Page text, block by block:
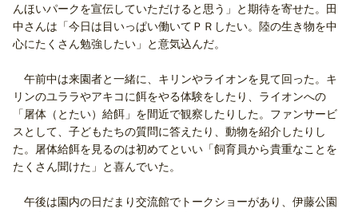
んほいパークを宣伝していただけると思う」と期待を寄せた。田
中さんは「今日は目いっぱい働いてＰＲしたい。陸の生き物を中
心にたくさん勉強したい」と意気込んだ。
午前中は来園者と一緒に、キリンやライオンを見て回った。キ
リンのユララやアキコに餌をやる体験をしたり、ライオンへの
「屠体（とたい）給餌」を間近で観察したりした。ファンサービ
スとして、子どもたちの質問に答えたり、動物を紹介したりし
た。屠体給餌を見るのは初めてといい「飼育員から貴重なことを
たくさん聞けた」と喜んでいた。
午後は園内の日だまり交流館でトークショーがあり、伊藤公園